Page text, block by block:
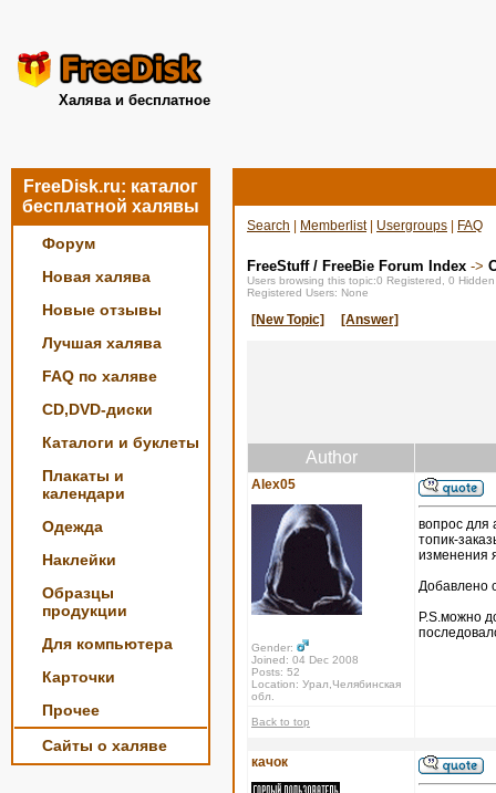
Халява и бесплатное
FreeDisk.ru: каталог
бесплатной халявы
Форум
Новая халява
Новые отзывы
Лучшая халява
FAQ по халяве
CD,DVD-диски
Каталоги и буклеты
Плакаты и
календари
Одежда
Наклейки
Образцы
продукции
Для компьютера
Карточки
Прочее
Сайты о халяве
Search Memberlist| Usergroups FAQ
FreeStuff / FreeBie Forum Index ->
Users browsing this topic:0 Registered, 0
Registered Users: None
[New Topic] [Answer]
Author
Alex05
Gender:
Joined: 04 Dec 2008
Posts: 52
Location: Урал,Челябинская
обл.
вопрос для
топик-
изменения
Добавлено
P.S.можно
Back to top
качок